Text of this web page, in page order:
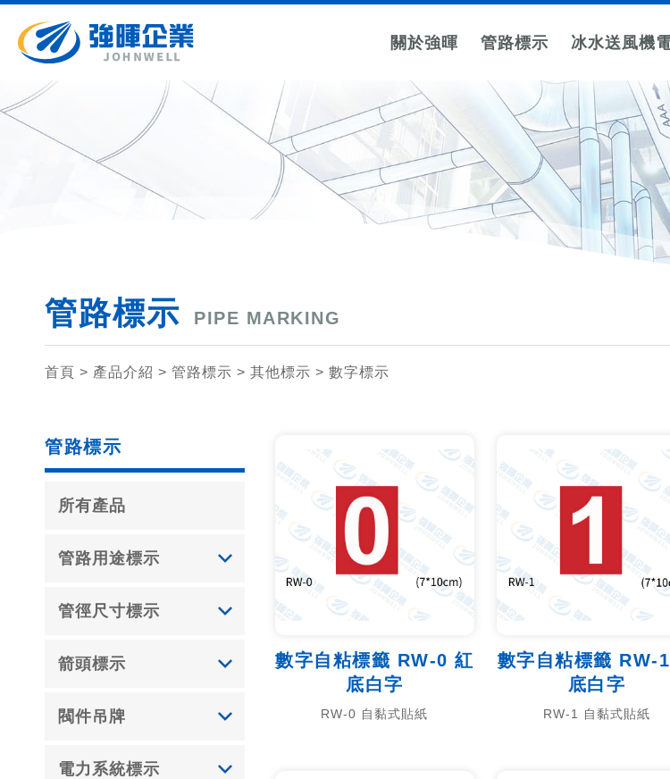
關於強暉 管路標示
所有管路
管路用途標
示
6x9cm
6x25cm
管徑尺寸標示
藍底白字
6cm*6cm
紅底白字
箭頭標示
大箭頭
雙箭頭
四箭頭
箭頭
閥件吊牌
不鏽鋼材
質
硬質PVC
材質
吊掛鍊條
冰水送風機
所有冰水送風機電動閥 三線式節能電動閥
三線式節能電動二通閥
三線式節能電動三通閥
二
套裝式
所有空調工程配件 空調控制配
LED顯示面板感
LED顯式回風
LED液晶遙
管路標示 PIPE MARKING
首頁 > 產品介紹 > 管路標示 > 其他標示 > 數字標示
管路標示
所有產品
管路用途標示
管徑尺寸標示
箭頭標示
閥件吊牌
電力系統標示
數字自粘標籤 RW-0 紅
底白字
RW-0 自黏式貼紙
數字自粘標籤 RW-
底白字
RW-1 自黏式貼紙